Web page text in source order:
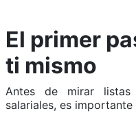
El primer
ti mismo
Antes de mirar listas
salariales, es importante